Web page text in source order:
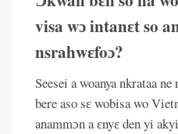
visa wɔ intanɛt so
nsrahwɛfoɔ?
Seesei a woanya nkrataa
bere aso sɛ wobisa wo
anammɔn a ɛnyɛ den yi